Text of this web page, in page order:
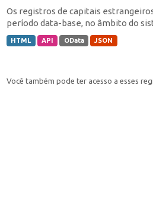
Os registros de capitais
período data-base, no âmbito do
HTML API OData JSON
Você também pode ter acesso a esses